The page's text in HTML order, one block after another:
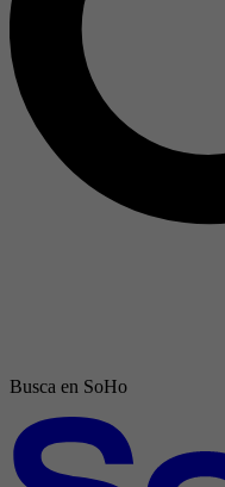
Busca en SoHo